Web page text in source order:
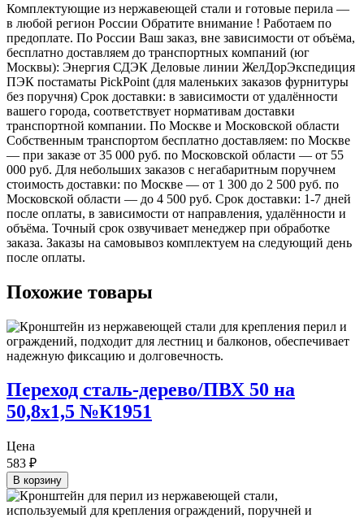
Комплектующие из нержавеющей стали и готовые перила —
в любой регион России Обратите внимание ! Работаем по
предоплате. По России Ваш заказ, вне зависимости от объёма,
бесплатно доставляем до транспортных компаний (юг
Москвы): Энергия СДЭК Деловые линии ЖелДорЭкспедиция
ПЭК постаматы PickPoint (для маленьких заказов фурнитуры
без поручня) Срок доставки: в зависимости от удалённости
вашего города, соответствует нормативам доставки
транспортной компании. По Москве и Московской области
Собственным транспортом бесплатно доставляем: по Москве
— при заказе от 35 000 руб. по Московской области — от 55
000 руб. Для небольших заказов с негабаритным поручнем
стоимость доставки: по Москве — от 1 300 до 2 500 руб. по
Московской области — до 4 500 руб. Срок доставки: 1-7 дней
после оплаты, в зависимости от направления, удалённости и
объёма. Точный срок озвучивает менеджер при обработке
заказа. Заказы на самовывоз комплектуем на следующий день
после оплаты.
Похожие товары
Переход сталь-дерево/ПВХ 50 на
50,8х1,5 №К1951
Цена
583 ₽
В корзину